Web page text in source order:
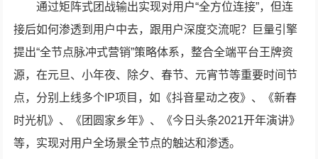
通过矩阵式团战输出实现对用户“全方位连接”，但连
接后如何渗透到用户中去，跟用户深度交流呢？巨量引擎
提出“全节点脉冲式营销”策略体系，整合全端平台王牌资
源，在元旦、小年夜、除夕、春节、元宵节等重要时间节
点，分别上线多个IP项目，如《抖音星动之夜》、《新春
时光机》、《团圆家乡年》、《今日头条2021开年演讲》
等，实现对用户全场景全节点的触达和渗透。